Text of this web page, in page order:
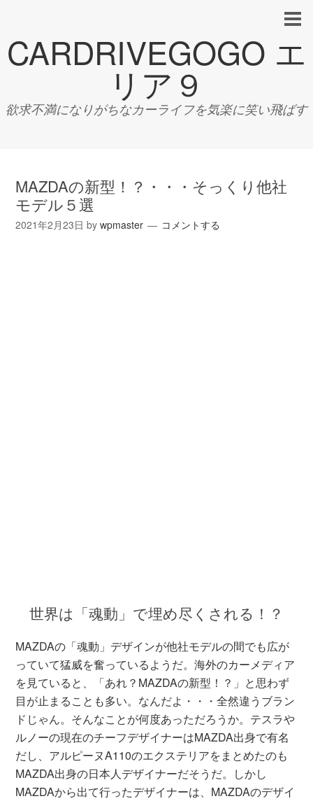
CARDRIVEGOGO エ
リア９
欲求不満になりがちなカーライフを気楽に笑い飛ばす
MAZDAの新型！？・・・そっくり他社
モデル５選
2021年2月23日 bywpmaster コメントする
世界は「魂動」で埋め尽くされる！？
MAZDAの「魂動」デザインが他社モデルの間でも広が
っていて猛威を奮っているようだ。海外のカーメディア
を見ていると、「あれ？MAZDAの新型！？」と思わず
目が止まることも多い。なんだよ・・・全然違うブラン
ドじゃん。そんなことが何度あっただろうか。テスラや
ルノーの現在のチーフデザイナーはMAZDA出身で有名
だし、アルピーヌA110のエクステリアをまとめたのも
MAZDA出身の日本人デザイナーだそうだ。しかし
MAZDAから出て行ったデザイナーは、MAZDAのデザイ